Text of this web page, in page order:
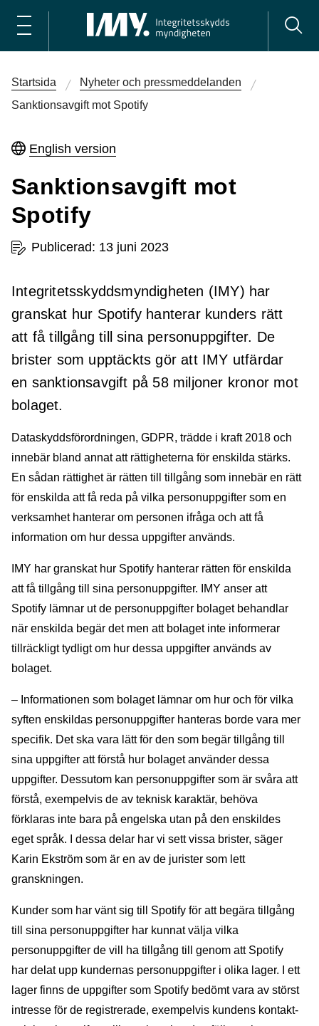
Startsida
Nyheter och pressmeddelanden
Sanktionsavgift mot Spotify
English version
Sanktionsavgift mot
Spotify
Publicerad: 13 juni 2023
Integritetsskyddsmyndigheten (IMY) har
granskat hur Spotify hanterar kunders rätt
att få tillgång till sina personuppgifter. De
brister som upptäckts gör att IMY utfärdar
en sanktionsavgift på 58 miljoner kronor mot
bolaget.
Dataskyddsförordningen, GDPR, trädde i kraft 2018 och
innebär bland annat att rättigheterna för enskilda stärks.
En sådan rättighet är rätten till tillgång som innebär en rätt
för enskilda att få reda på vilka personuppgifter som en
verksamhet hanterar om personen ifråga och att få
information om hur dessa uppgifter används.
IMY har granskat hur Spotify hanterar rätten för enskilda
att få tillgång till sina personuppgifter. IMY anser att
Spotify lämnar ut de personuppgifter bolaget behandlar
när enskilda begär det men att bolaget inte informerar
tillräckligt tydligt om hur dessa uppgifter används av
bolaget.
– Informationen som bolaget lämnar om hur och för vilka
syften enskildas personuppgifter hanteras borde vara mer
specifik. Det ska vara lätt för den som begär tillgång till
sina uppgifter att förstå hur bolaget använder dessa
uppgifter. Dessutom kan personuppgifter som är svåra att
förstå, exempelvis de av teknisk karaktär, behöva
förklaras inte bara på engelska utan på den enskildes
eget språk. I dessa delar har vi sett vissa brister, säger
Karin Ekström som är en av de jurister som lett
granskningen.
Kunder som har vänt sig till Spotify för att begära tillgång
till sina personuppgifter har kunnat välja vilka
personuppgifter de vill ha tillgång till genom att Spotify
har delat upp kundernas personuppgifter i olika lager. I ett
lager finns de uppgifter som Spotify bedömt vara av störst
intresse för de registrerade, exempelvis kundens kontakt-